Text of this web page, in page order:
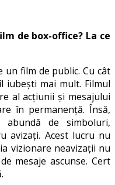
de box-office? La ce
un film de public. Cu cât
iubești mai mult. Filmul
al acțiunii și mesajului
în permanență. Însă,
de simboluri,
avizați. Acest lucru nu
vizionare neavizații nu
mesaje ascunse. Cert